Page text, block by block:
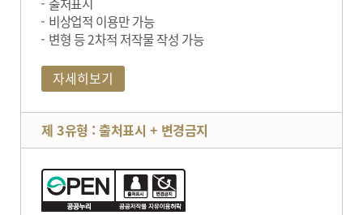
비상업적 이용만 가능
변형 등 2차적 저작물 작성 가능
자세히보기
제 3유형 : 출처표시 + 변경금지